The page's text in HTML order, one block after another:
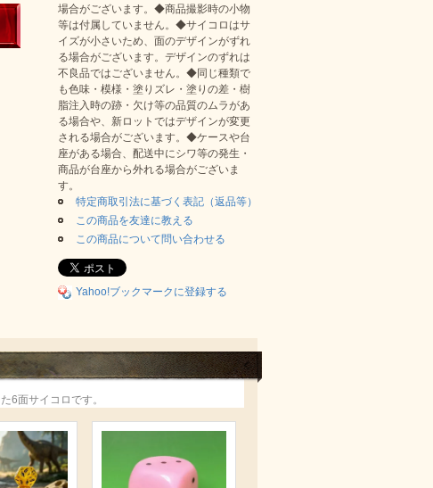
場合がございます。◆商品撮影時の小物
等は付属していません。◆サイコロはサ
イズが小さいため、面のデザインがずれ
る場合がございます。デザインのずれは
不良品ではございません。◆同じ種類で
も色味・模様・塗りズレ・塗りの差・樹
脂注入時の跡・欠け等の品質のムラがあ
る場合や、新ロットではデザインが変更
される場合がございます。◆ケースや台
座がある場合、配送中にシワ等の発生・
商品が台座から外れる場合がございま
す。
特定商取引法に基づく表記（返品等）
この商品を友達に教える
この商品について問い合わせる
Yahoo!ブックマークに登録する
6面サイコロです。